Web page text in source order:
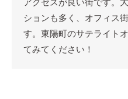
ションも多く、オフィス
す。東陽町のサテライト
てみてください！